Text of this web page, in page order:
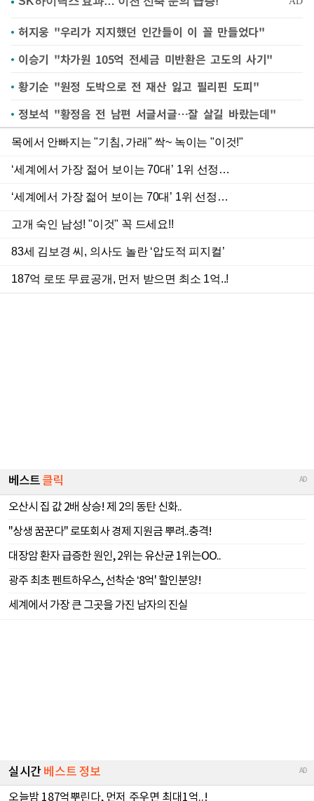
허지웅 "우리가 지지했던 인간들이 이 꼴 만들었다"
이승기 "차가원 105억 전세금 미반환은 고도의 사기"
황기순 "원정 도박으로 전 재산 잃고 필리핀 도피"
정보석 "황정음 전 남편 서글서글…잘 살길 바랐는데"